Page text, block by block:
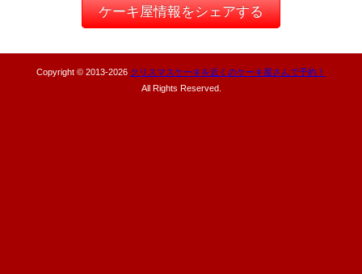
ケーキ屋情報をシェアする
Copyright © 2013-2026 クリスマスケーキを近くのケーキ屋さんで予約！
All Rights Reserved.